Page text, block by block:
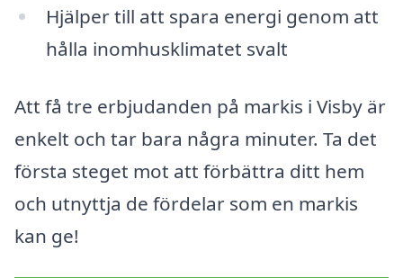
Hjälper till att spara energi genom att
hålla inomhusklimatet svalt
Att få tre erbjudanden på markis i Visby är
enkelt och tar bara några minuter. Ta det
första steget mot att förbättra ditt hem
och utnyttja de fördelar som en markis
kan ge!